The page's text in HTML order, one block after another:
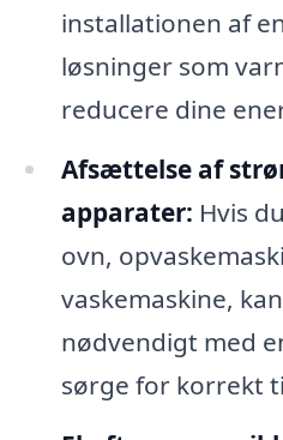
installationen af
løsninger som
reducere dine
Afsættelse af
apparater: Hvis
ovn,
vaskemaskine,
nødvendigt med
sørge for korrekt